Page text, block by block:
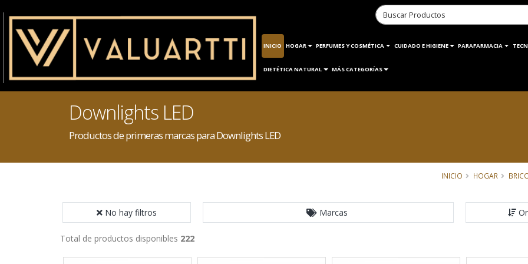
INICIO HOGAR PERFUMES Y COSMÉTICA CUIDADO E HIGIENE PARAFARMACIA
DIETÉTICA NATURAL MÁS CATEGORÍAS
Downlights LED
Productos de primeras marcas para Downlights LED
INICIO HOGAR
No hay filtros Marcas
Total de productos disponibles 222